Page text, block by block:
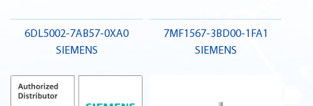
6DL5002-7AB57-0XA0
SIEMENS
7MF1567-3BD00-1FA1
SIEMENS